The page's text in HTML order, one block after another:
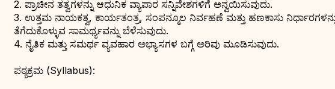
2. ಪ್ರಾಚೀನ ತತ್ವಗಳನ್ನು ಆಧುನಿಕ ವ್ಯಾಪಾರ ಸನ್ನಿವೇಶಗಳಿಗೆ ಅನ್ವಯಿಸುವುದು.
3. ಉತ್ತಮ ನಾಯಕತ್ವ, ಕಾರ್ಯತಂತ್ರ, ಸಂಪನ್ಮೂಲ ನಿರ್ವಹಣೆ ಮತ್ತು ಹಣಕಾಸು
ತೆಗೆದುಕೊಳ್ಳುವ ಸಾಮರ್ಥ್ಯವನ್ನು ಬೆಳೆಸುವುದು.
4. ನೈತಿಕ ಮತ್ತು ಸಮರ್ಥ ವ್ಯವಹಾರ ಅಭ್ಯಾಸಗಳ ಬಗ್ಗೆ ಅರಿವು ಮೂಡಿಸುವುದು.
ಪಠ್ಯಕ್ರಮ (Syllabus):